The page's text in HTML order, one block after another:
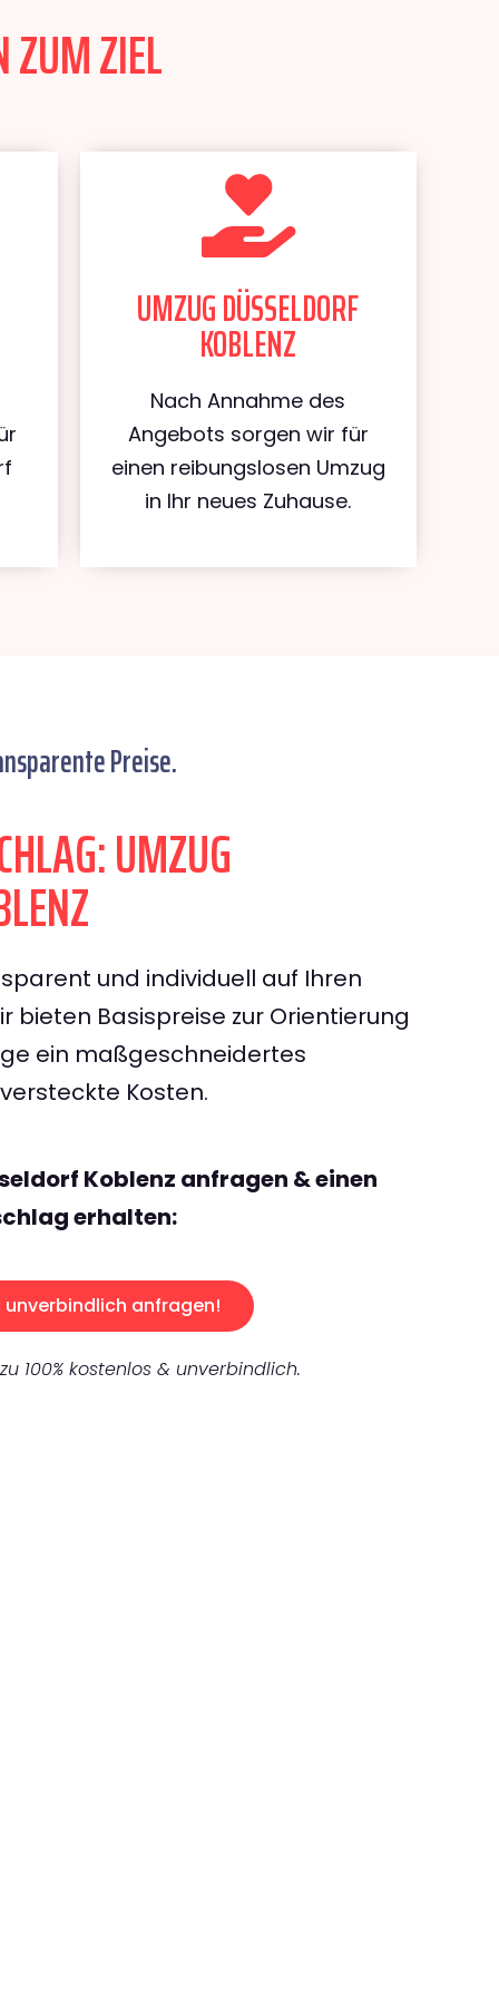
ZUM ZIEL
UMZUG DÜSSELDORF
KOBLENZ
Nach Annahme des
Angebots sorgen wir für
einen reibungslosen Umzug
in Ihr neues Zuhause.
Preise.
UMZUG
und individuell auf Ihren
bieten Basispreise zur Orientierung
ein maßgeschneidertes
Kosten.
Koblenz anfragen & einen
erhalten:
unverbindlich anfragen!
100% kostenlos & unverbindlich.